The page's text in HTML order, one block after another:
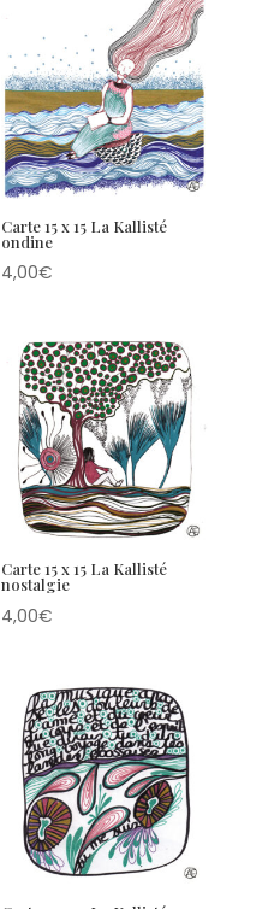
Carte 15 x 15 La Kallisté
ondine
4,00€
Carte 15 x 15 La Kallisté
nostalgie
4,00€